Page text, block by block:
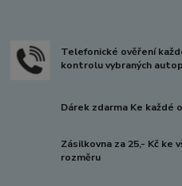
Telefonické ověření
kontrolu vybraných
Dárek zdarma Ke každé
Zásilkovna za 25,- Kč ke
rozměru